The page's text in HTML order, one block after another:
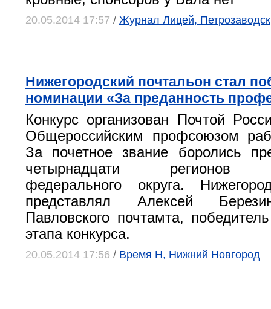
20.05.2014 17:57 / Журнал Лицей, Петрозаводск
Нижегородский почтальон стал
номинации «За преданность
Конкурс организован Почтой
Общероссийским профсоюзом
За почетное звание боролись
четырнадцати регионов
федерального округа.
представлял Алексей
Павловского почтамта,
этапа конкурса.
20.05.2014 17:56 / Время Н, Нижний Новгород